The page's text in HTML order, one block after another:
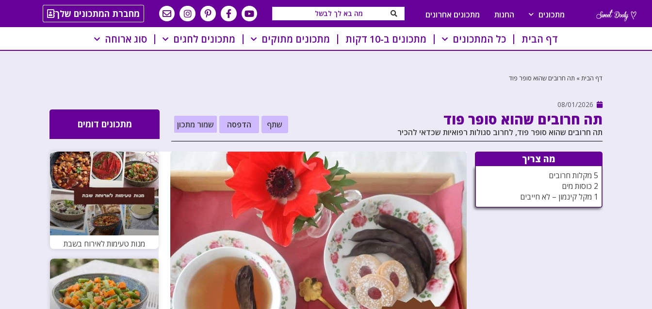
מתכונים החנות מתכונים אחרונים מחברת המתכונים שלך
דף הבית כל המתכונים מתכונים ב-10 דקות מתכונים מתוקים מתכונים לחגים סוג ארוחה
דף הבית» תה חרובים שהוא סופר פוד
08/01/2026
תה חרובים שהוא סופר פוד
תה חרובים שהוא סופר פוד, לחרוב סגולות רפואיות שכדאי להכיר
שתף הדפסה שמור מתכון מתכונים דומים
מה צריך
5 מקלות חרובים
2 כוסות מים
1 מקל קינמון – לא חייבים
מנות טעימות לאירוח בשבת